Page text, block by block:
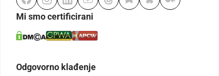
Mi smo certificirani
Odgovorno klađenje